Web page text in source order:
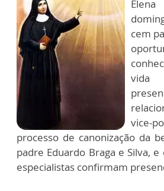
cem
processo de canonização da
padre Eduardo Braga e Silva,
especialistas confirmam